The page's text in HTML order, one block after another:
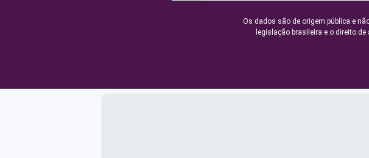
Os dados são de origem pública e
legislação brasileira e o direito